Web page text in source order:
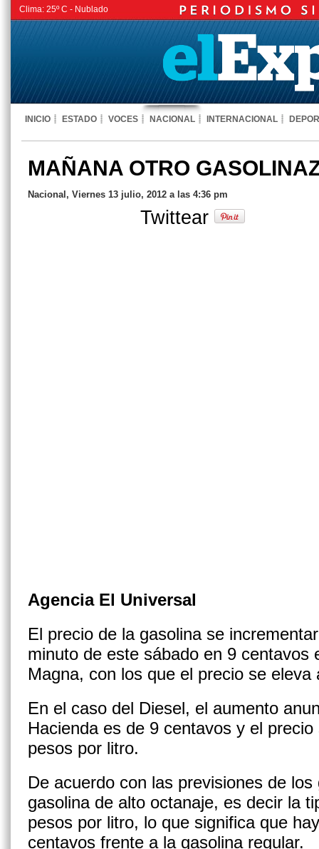
Clima: 25º C - Nublado
INICIO ESTADO VOCES NACIONAL INTERNACIONAL
MAÑANA OTRO
Nacional, Viernes 13 julio, 2012 a las 4:36 pm
Twittear
Agencia El Universal
El precio de la gasolina se
minuto de este sábado en 9 centavos
Magna, con los que el precio se
En el caso del Diesel, el aumento
Hacienda es de 9 centavos y el
pesos por litro.
De acuerdo con las previsiones de
gasolina de alto octanaje, es decir la
pesos por litro, lo que significa que
centavos frente a la gasolina regular.